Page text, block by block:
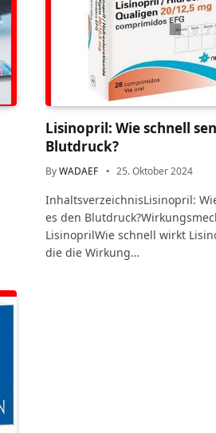
Lisinopril: Wie schnell
Blutdruck?
ByWADAEF 25. Oktober 2024
InhaltsverzeichnisLisinopril:
es den
LisinoprilWie schnell wirkt
die die Wirkung…